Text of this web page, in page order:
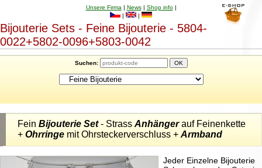
Unsere Firma | News| Shop info|
|
|
Bijouterie Sets - Feine Bijouterie - 5804-
0022+5802-0096+5803-0042
Suchen:
Fein Bijouterie Set- Strass Anhängerauf Feinenkette
+ Ohrringe mit Ohrsteckerverschluss + Armband
Jeder Einzelne Bijouterie